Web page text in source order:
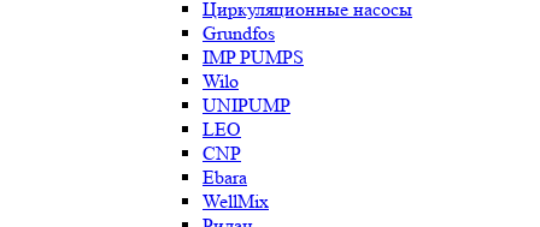
Циркуляционные насосы
Grundfos
IMP PUMPS
Wilo
UNIPUMP
LEO
CNP
Ebara
WellMix